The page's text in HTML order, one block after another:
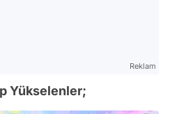
Reklam
Yükselenler;